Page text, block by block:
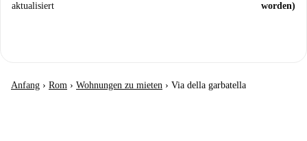
aktualisiert
worden)
Anfang › Rom › Wohnungen zu mieten › Via della garbatella